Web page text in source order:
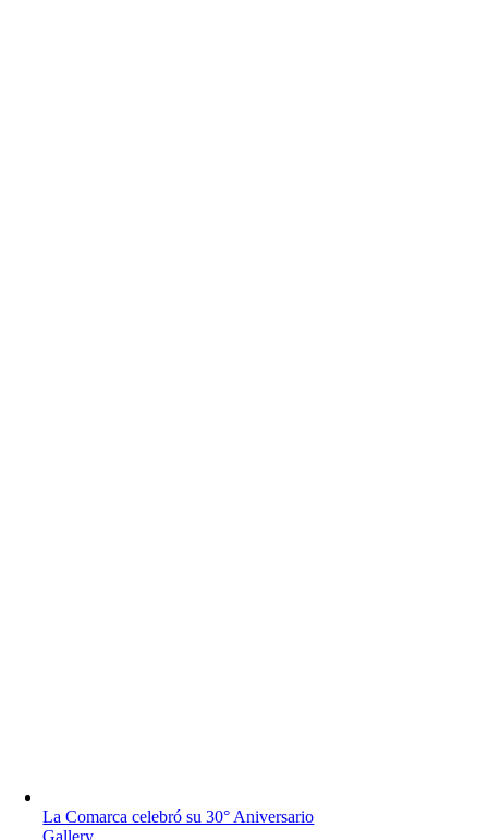
La Comarca celebró su 30° Aniversario
Gallery